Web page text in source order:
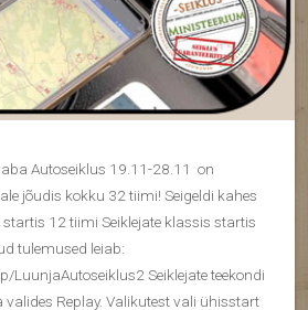
Autoseiklus 19.11-28.11 on
jõudis kokku 32 tiimi! Seigeldi kahes
12 tiimi Seiklejate klassis startis
tulemused leiab:
LuunjaAutoseiklus2 Seiklejate teekondi
Replay. Valikutest vali ühisstart